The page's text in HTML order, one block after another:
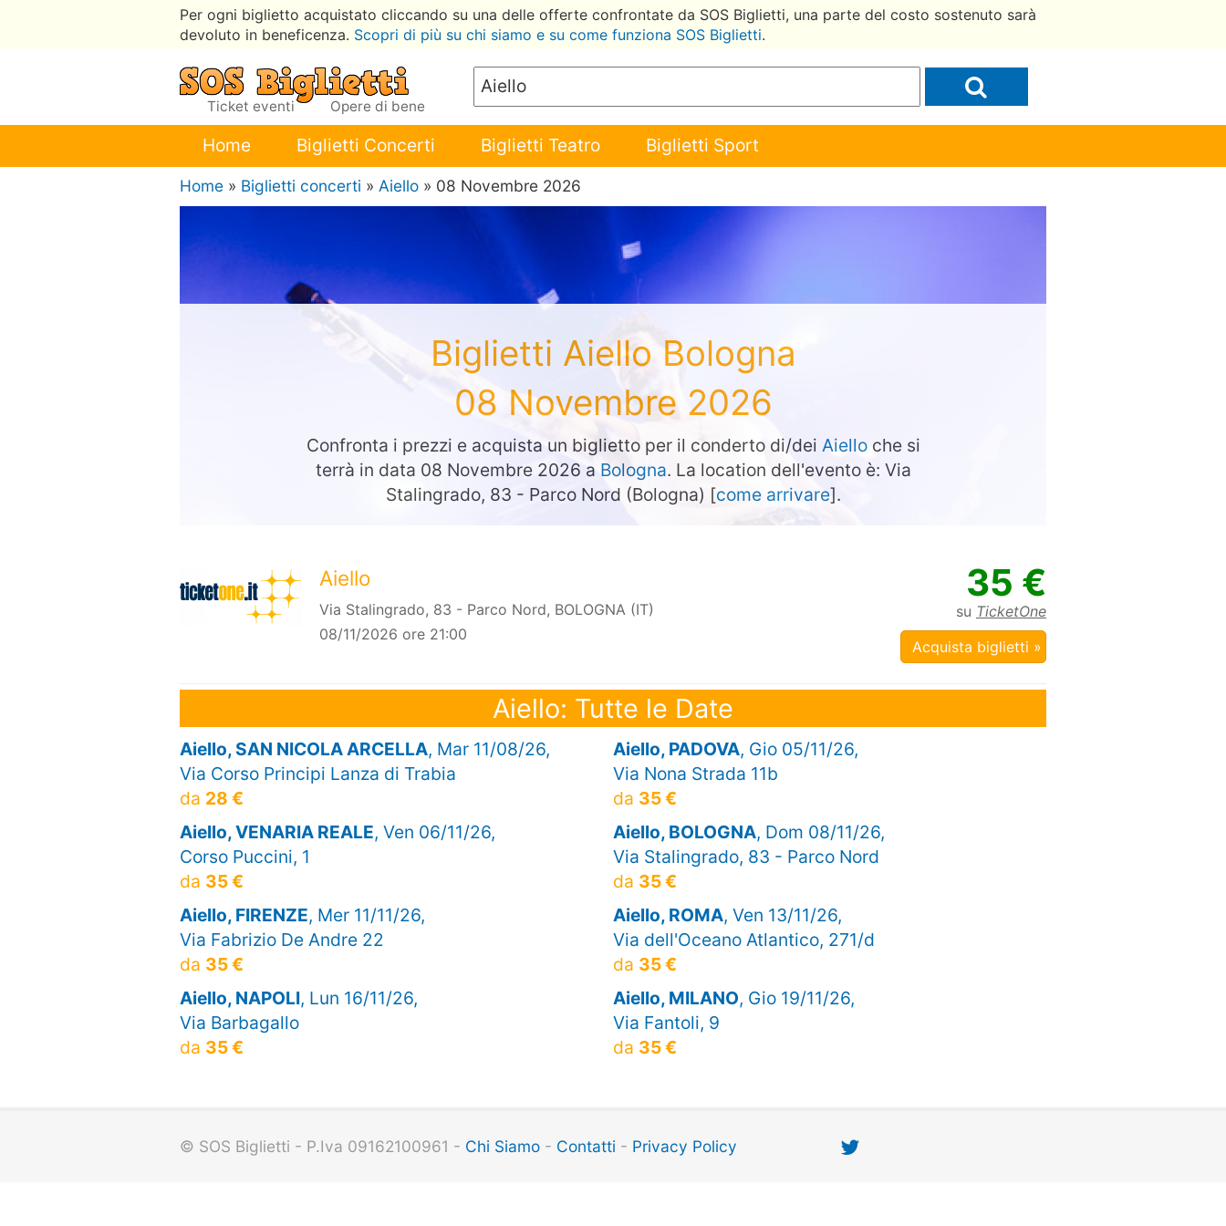
Per ogni biglietto acquistato cliccando su una delle offerte confrontate da SOS Biglietti, una parte del costo sostenuto sarà
devoluto in beneficenza. Scopri di più su chi siamo e su come funziona SOS Biglietti.
Ticket eventi Opere di bene
Home Biglietti Concerti Biglietti Teatro Biglietti Sport
Home » Biglietti concerti » Aiello » 08 Novembre 2026
Biglietti Aiello Bologna
08 Novembre 2026
Confronta i prezzi e acquista un biglietto per il conderto di/dei Aielloche si
terrà in data 08 Novembre 2026 a Bologna. La location dell'evento è: Via
Stalingrado, 83 - Parco Nord (Bologna) [come arrivare].
Aiello
Via Stalingrado, 83 - Parco Nord, BOLOGNA (IT)
08/11/2026 ore 21:00
35 €
su TicketOne
Acquista biglietti »
Aiello: Tutte le Date
Aiello, SAN NICOLA ARCELLA, Mar 11/08/26,
Via Corso Principi Lanza di Trabia
da 28 €
Aiello, PADOVA, Gio 05/11/26,
Via Nona Strada 11b
da 35 €
Aiello, VENARIA REALE, Ven 06/11/26,
Corso Puccini, 1
da 35 €
Aiello, BOLOGNA, Dom 08/11/26,
Via Stalingrado, 83 - Parco Nord
da 35 €
Aiello, FIRENZE, Mer 11/11/26,
Via Fabrizio De Andre 22
da 35 €
Aiello, ROMA, Ven 13/11/26,
Via dell'Oceano Atlantico, 271/d
da 35 €
Aiello, NAPOLI, Lun 16/11/26,
Via Barbagallo
da 35 €
Aiello, MILANO, Gio 19/11/26,
Via Fantoli, 9
da 35 €
© SOS Biglietti - P.Iva 09162100961 - Chi Siamo - Contatti - Privacy Policy